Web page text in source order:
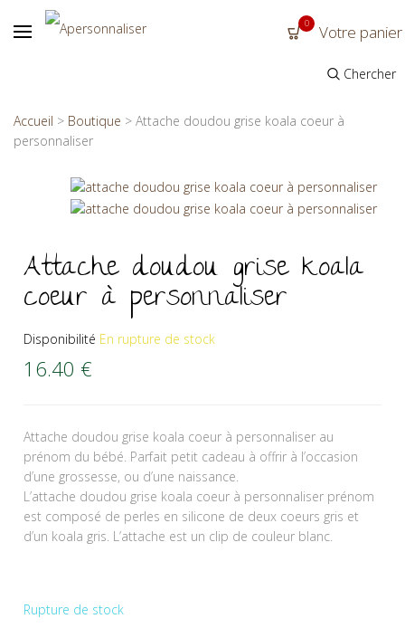
0 Votre panier
Chercher
Accueil > Boutique > Attache doudou grise koala coeur à
personnaliser
Attache doudou grise koala
coeur à personnaliser
Disponibilité En rupture de stock
16.40 €
Attache doudou grise koala coeur à personnaliser au
prénom du bébé. Parfait petit cadeau à offrir à l’occasion
d’une grossesse, ou d’une naissance.
L’attache doudou grise koala coeur à personnaliser prénom
est composé de perles en silicone de deux coeurs gris et
d’un koala gris. L’attache est un clip de couleur blanc.
Rupture de stock